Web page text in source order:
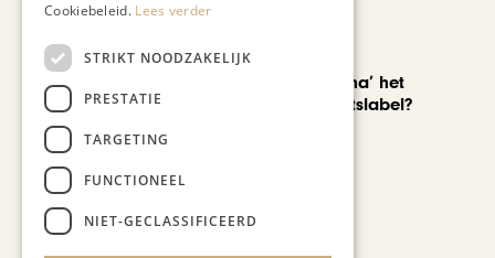
AUTOMOTIVE
Is ‘Made in China’ het
nieuwe kwaliteitslabel?
Cookiebeleid. Lees verder
STRIKT NOODZAKELIJK
PRESTATIE
TARGETING
FUNCTIONEEL
NIET-GECLASSIFICEERD